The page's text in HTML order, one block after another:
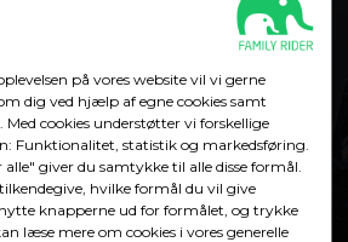
på vores website vil vi gerne
dig ved hjælp af egne cookies samt
Med cookies understøtter vi forskellige
Funktionalitet, statistik og markedsføring.
giver du samtykke til alle disse formål.
hvilke formål du vil give
knapperne ud for formålet, og trykke
læse mere om cookies i vores generelle
showroom